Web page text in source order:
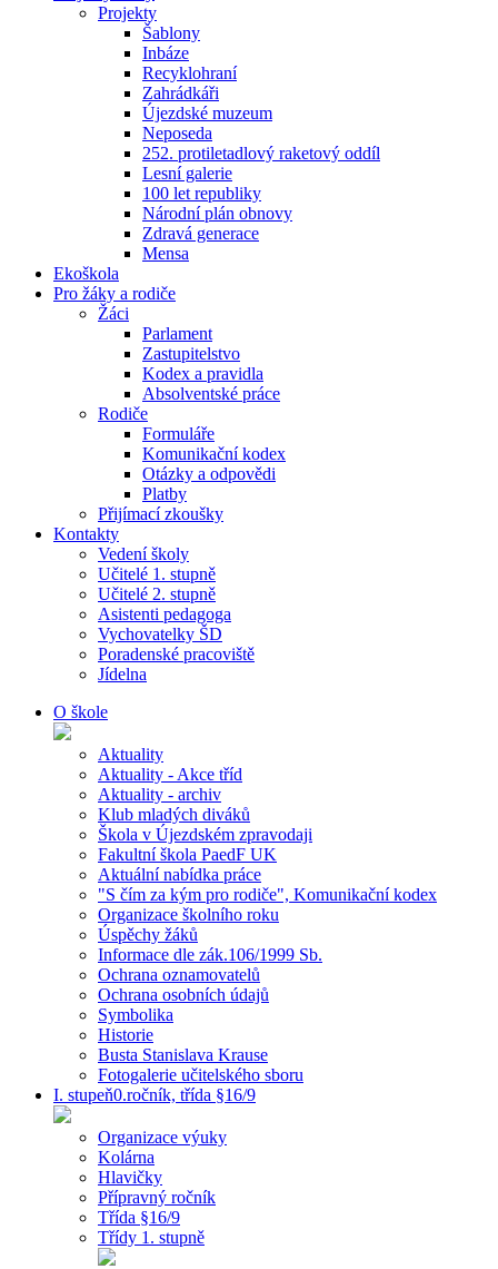
Projekty
Šablony
Inbáze
Recyklohraní
Zahrádkáři
Újezdské muzeum
Neposeda
252. protiletadlový raketový oddíl
Lesní galerie
100 let republiky
Národní plán obnovy
Zdravá generace
Mensa
Ekoškola
Pro žáky a rodiče
Žáci
Parlament
Zastupitelstvo
Kodex a pravidla
Absolventské práce
Rodiče
Formuláře
Komunikační kodex
Otázky a odpovědi
Platby
Přijímací zkoušky
Kontakty
Vedení školy
Učitelé 1. stupně
Učitelé 2. stupně
Asistenti pedagoga
Vychovatelky ŠD
Poradenské pracoviště
Jídelna
O škole
Aktuality
Aktuality - Akce tříd
Aktuality - archiv
Klub mladých diváků
Škola v Újezdském zpravodaji
Fakultní škola PaedF UK
Aktuální nabídka práce
"S čím za kým pro rodiče", Komunikační kodex
Organizace školního roku
Úspěchy žáků
Informace dle zák.106/1999 Sb.
Ochrana oznamovatelů
Ochrana osobních údajů
Symbolika
Historie
Busta Stanislava Krause
Fotogalerie učitelského sboru
I. stupeň0.ročník, třída §16/9
Organizace výuky
Kolárna
Hlavičky
Přípravný ročník
Třída §16/9
Třídy 1. stupně